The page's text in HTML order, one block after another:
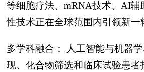
等细胞疗法、mRNA技术、AI辅
性技术正在全球范围内引领新一
多学科融合： 人工智能与机器
现、化合物筛选和临床试验患者